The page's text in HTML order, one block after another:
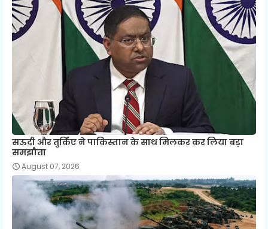
सऊदी और तुर्किए ने पाकिस्तान के साथ मिलकर कर लिया बड़ा
समझौता
August 07, 2026